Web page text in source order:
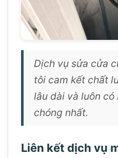
Dịch vụ sửa cửa
tôi cam kết chất
lâu dài và luôn
chóng nhất.
Liên kết dịch vụ